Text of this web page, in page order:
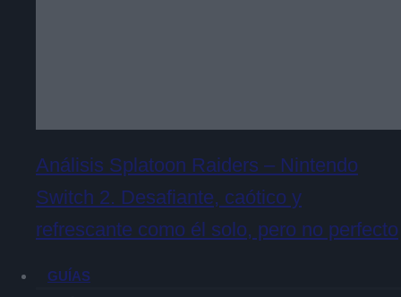
Análisis Splatoon Raiders – Nintendo
Switch 2. Desafiante, caótico y
refrescante como él solo, pero no perfecto
GUÍAS